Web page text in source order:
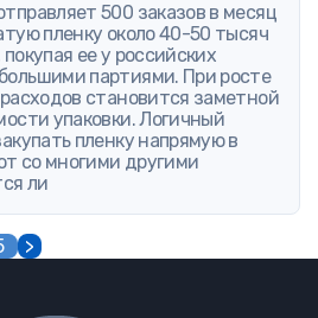
500 заказов в месяц
пленку около 40-50 тысяч
ее у российских
партиями. При росте
становится заметной
упаковки. Логичный
пленку напрямую в
со многими другими
ли
>